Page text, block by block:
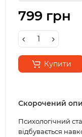
799 грн
Купити
Скорочений
Психологічний
відбувається